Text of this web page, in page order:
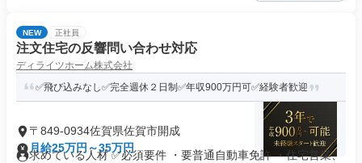
NEW 正社員
注文住宅の反響問い合わせ対応
ディライツホーム株式会社
✅飛び込みなし✅完全週休２日制✅年収900万円可✅経験者歓迎
〒849-0934佐賀県佐賀市開成
月給25万円～35万円
求めている人材 ✅必須要件 ・要普通自動車免許 ・住宅営業、